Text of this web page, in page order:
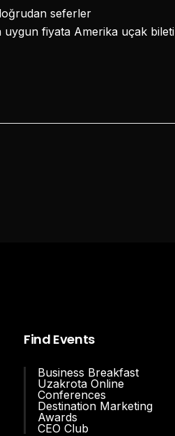
seferler
uygun fiyata Amerika uçak bileti
Find Events
Business Breakfast
Uzakrota Online
Conferences
Destination Marketing
Awards
CEO Club